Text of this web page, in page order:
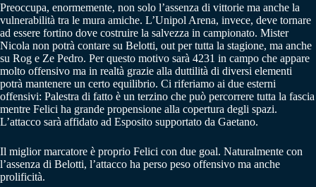
Preoccupa, enormemente, non solo l’assenza di vittorie ma anche la
vulnerabilità tra le mura amiche. L’Unipol Arena, invece, deve tornare
ad essere fortino dove costruire la salvezza in campionato. Mister
Nicola non potrà contare su Belotti, out per tutta la stagione, ma anche
su Rog e Ze Pedro. Per questo motivo sarà 4231 in campo che appare
molto offensivo ma in realtà grazie alla duttilità di diversi elementi
potrà mantenere un certo equilibrio. Ci riferiamo ai due esterni
offensivi: Palestra di fatto è un terzino che può percorrere tutta la fascia
mentre Felici ha grande propensione alla copertura degli spazi.
L’attacco sarà affidato ad Esposito supportato da Gaetano.
Il miglior marcatore è proprio Felici con due goal. Naturalmente con
l’assenza di Belotti, l’attacco ha perso peso offensivo ma anche
prolificità.